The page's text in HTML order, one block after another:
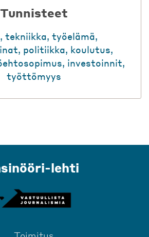
Tunnisteet
, tekniikka, työelämä,
, politiikka, koulutus,
, investoinnit,
työttömyys
lehti